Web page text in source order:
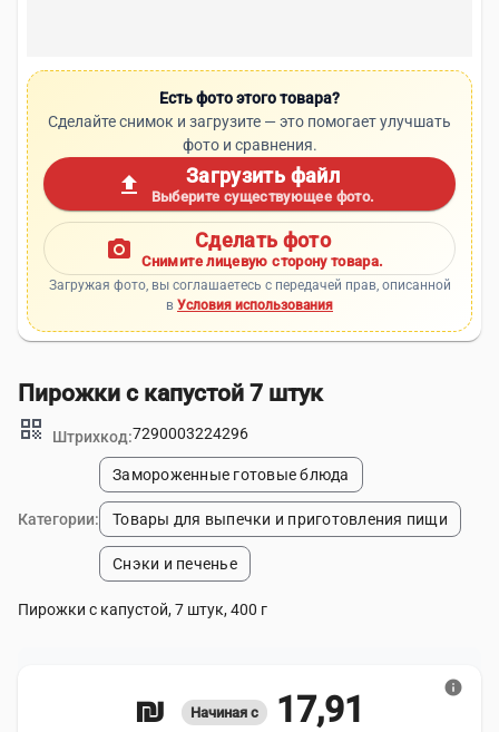
Есть фото этого товара?
Сделайте снимок и загрузите — это помогает улучшать
фото и сравнения.
upload Загрузить файл
Выберите существующее фото.
photo_camera Сделать фото
Снимите лицевую сторону товара.
Загружая фото, вы соглашаетесь с передачей прав, описанной
в Условия использования
Пирожки с капустой 7 штук
qr_code
Штрихкод:7290003224296
Категории:
Замороженные готовые блюда
Товары для выпечки и приготовления пищи
Снэки и печенье
Пирожки с капустой, 7 штук, 400 г
Начиная с 17,91 ₪
info